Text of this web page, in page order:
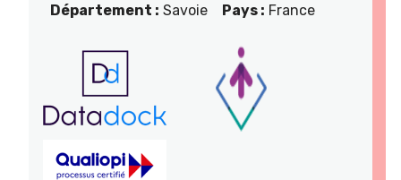
Département : Savoie Pays : France